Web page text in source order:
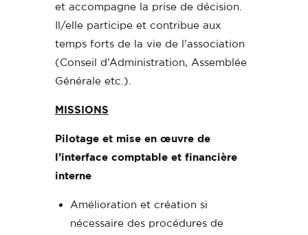
et accompagne la prise de décision.
Il/elle participe et contribue aux
temps forts de la vie de l’association
(Conseil d’Administration, Assemblée
Générale etc.).
MISSIONS
Pilotage et mise en œuvre de
l’interface comptable et financière
interne
Amélioration et création si
nécessaire des procédures de